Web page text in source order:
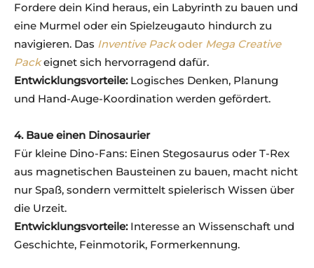
Fordere dein Kind heraus, ein Labyrinth zu bauen und
eine Murmel oder ein Spielzeugauto hindurch zu
navigieren. Das Inventive Packoder Mega Creative
Packeignet sich hervorragend dafür.
Entwicklungsvorteile:Logisches Denken, Planung
und Hand-Auge-Koordination werden gefördert.
4. Baue einen Dinosaurier
Für kleine Dino-Fans: Einen Stegosaurus oder T-Rex
aus magnetischen Bausteinen zu bauen, macht nicht
nur Spaß, sondern vermittelt spielerisch Wissen über
die Urzeit.
Entwicklungsvorteile:Interesse an Wissenschaft und
Geschichte, Feinmotorik, Formerkennung.